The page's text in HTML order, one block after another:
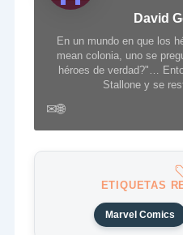
David
En un mundo en que los
mean colonia, uno se
héroes de verdad?"…
Stallone y se
✉🌐
ETIQUETAS
Marvel Comics